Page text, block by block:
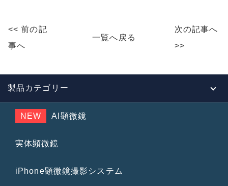
k
<< 前の記
事へ
一覧へ戻る
次の記事へ
>>
製品カテゴリー
NEW AI顕微鏡
実体顕微鏡
iPhone顕微鏡撮影システム